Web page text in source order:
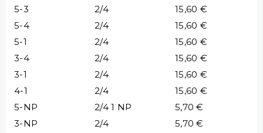
5-3
2/4
15,60 €
5-4
2/4
15,60 €
5-1
2/4
15,60 €
3-4
2/4
15,60 €
3-1
2/4
15,60 €
4-1
2/4
15,60 €
5-NP
2/4 1 NP
5,70 €
3-NP
2/4
5,70 €